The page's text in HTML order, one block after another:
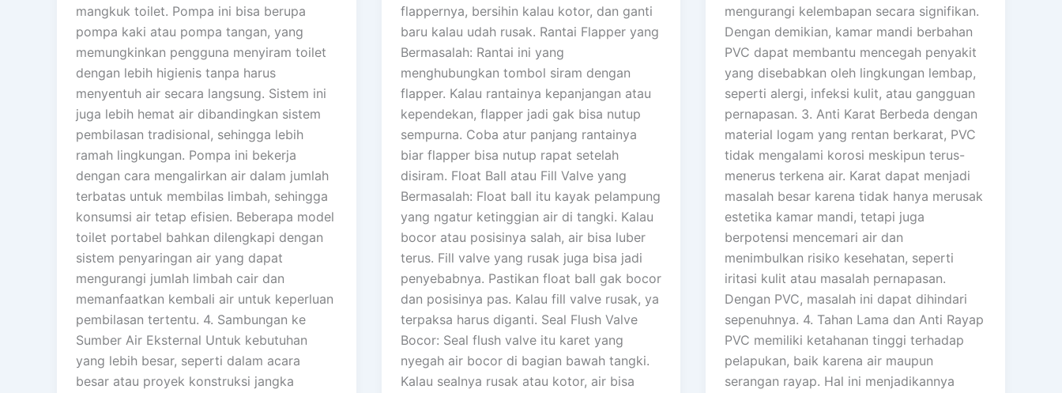
mangkuk toilet. Pompa ini bisa berupa
pompa kaki atau pompa tangan, yang
memungkinkan pengguna menyiram toilet
dengan lebih higienis tanpa harus
menyentuh air secara langsung. Sistem ini
juga lebih hemat air dibandingkan sistem
pembilasan tradisional, sehingga lebih
ramah lingkungan. Pompa ini bekerja
dengan cara mengalirkan air dalam jumlah
terbatas untuk membilas limbah, sehingga
konsumsi air tetap efisien. Beberapa model
toilet portabel bahkan dilengkapi dengan
sistem penyaringan air yang dapat
mengurangi jumlah limbah cair dan
memanfaatkan kembali air untuk keperluan
pembilasan tertentu. 4. Sambungan ke
Sumber Air Eksternal Untuk kebutuhan
yang lebih besar, seperti dalam acara
besar atau proyek konstruksi jangka
flappernya, bersihin kalau kotor, dan ganti
baru kalau udah rusak. Rantai Flapper yang
Bermasalah: Rantai ini yang
menghubungkan tombol siram dengan
flapper. Kalau rantainya kepanjangan atau
kependekan, flapper jadi gak bisa nutup
sempurna. Coba atur panjang rantainya
biar flapper bisa nutup rapat setelah
disiram. Float Ball atau Fill Valve yang
Bermasalah: Float ball itu kayak pelampung
yang ngatur ketinggian air di tangki. Kalau
bocor atau posisinya salah, air bisa luber
terus. Fill valve yang rusak juga bisa jadi
penyebabnya. Pastikan float ball gak bocor
dan posisinya pas. Kalau fill valve rusak, ya
terpaksa harus diganti. Seal Flush Valve
Bocor: Seal flush valve itu karet yang
nyegah air bocor di bagian bawah tangki.
Kalau sealnya rusak atau kotor, air bisa
mengurangi kelembapan secara signifikan.
Dengan demikian, kamar mandi berbahan
PVC dapat membantu mencegah penyakit
yang disebabkan oleh lingkungan lembap,
seperti alergi, infeksi kulit, atau gangguan
pernapasan. 3. Anti Karat Berbeda dengan
material logam yang rentan berkarat, PVC
tidak mengalami korosi meskipun terus-
menerus terkena air. Karat dapat menjadi
masalah besar karena tidak hanya merusak
estetika kamar mandi, tetapi juga
berpotensi mencemari air dan
menimbulkan risiko kesehatan, seperti
iritasi kulit atau masalah pernapasan.
Dengan PVC, masalah ini dapat dihindari
sepenuhnya. 4. Tahan Lama dan Anti Rayap
PVC memiliki ketahanan tinggi terhadap
pelapukan, baik karena air maupun
serangan rayap. Hal ini menjadikannya